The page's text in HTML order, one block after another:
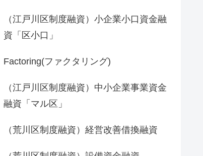
（江戸川区制度融資）小企業小口資金融
資「区小口」
Factoring(ファクタリング)
（江戸川区制度融資）中小企業事業資金
融資「マル区」
（荒川区制度融資）経営改善借換融資